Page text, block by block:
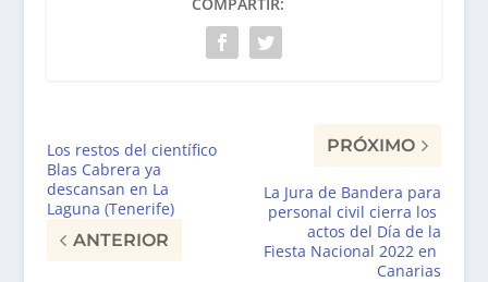
Los restos del científico
Blas Cabrera ya
descansan en La
Laguna (Tenerife)
ANTERIOR
PRÓXIMO
La Jura de Bandera para
personal civil cierra los
actos del Día de la
Fiesta Nacional 2022 en
Canarias